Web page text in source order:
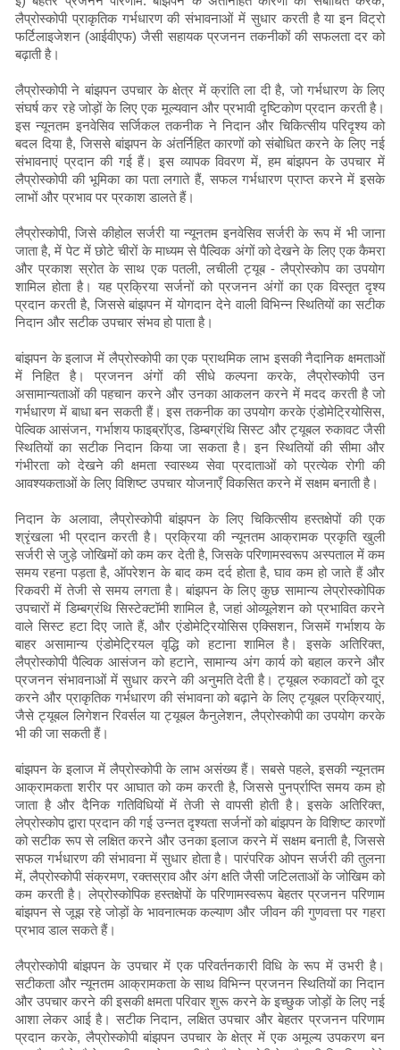
लैप्रोस्कोपी प्राकृतिक गर्भधारण की संभावनाओं में सुधार करती है या इन विट्रो
फर्टिलाइजेशन (आईवीएफ) जैसी सहायक प्रजनन तकनीकों की सफलता दर को
बढ़ाती है।
लैप्रोस्कोपी ने बांझपन उपचार के क्षेत्र में क्रांति ला दी है, जो गर्भधारण के लिए
संघर्ष कर रहे जोड़ों के लिए एक मूल्यवान और प्रभावी दृष्टिकोण प्रदान करती है।
इस न्यूनतम इनवेसिव सर्जिकल तकनीक ने निदान और चिकित्सीय परिदृश्य को
बदल दिया है, जिससे बांझपन के अंतर्निहित कारणों को संबोधित करने के लिए नई
संभावनाएं प्रदान की गई हैं। इस व्यापक विवरण में, हम बांझपन के उपचार में
लैप्रोस्कोपी की भूमिका का पता लगाते हैं, सफल गर्भधारण प्राप्त करने में इसके
लाभों और प्रभाव पर प्रकाश डालते हैं।
लैप्रोस्कोपी, जिसे कीहोल सर्जरी या न्यूनतम इनवेसिव सर्जरी के रूप में भी जाना
जाता है, में पेट में छोटे चीरों के माध्यम से पैल्विक अंगों को देखने के लिए एक कैमरा
और प्रकाश स्रोत के साथ एक पतली, लचीली ट्यूब - लैप्रोस्कोप का उपयोग
शामिल होता है। यह प्रक्रिया सर्जनों को प्रजनन अंगों का एक विस्तृत दृश्य
प्रदान करती है, जिससे बांझपन में योगदान देने वाली विभिन्न स्थितियों का सटीक
निदान और सटीक उपचार संभव हो पाता है।
बांझपन के इलाज में लैप्रोस्कोपी का एक प्राथमिक लाभ इसकी नैदानिक क्षमताओं
में निहित है। प्रजनन अंगों की सीधे कल्पना करके, लैप्रोस्कोपी उन
असामान्यताओं की पहचान करने और उनका आकलन करने में मदद करती है जो
गर्भधारण में बाधा बन सकती हैं। इस तकनीक का उपयोग करके एंडोमेट्रियोसिस,
पेल्विक आसंजन, गर्भाशय फाइब्रॉएड, डिम्बग्रंथि सिस्ट और ट्यूबल रुकावट जैसी
स्थितियों का सटीक निदान किया जा सकता है। इन स्थितियों की सीमा और
गंभीरता को देखने की क्षमता स्वास्थ्य सेवा प्रदाताओं को प्रत्येक रोगी की
आवश्यकताओं के लिए विशिष्ट उपचार योजनाएँ विकसित करने में सक्षम बनाती है।
निदान के अलावा, लैप्रोस्कोपी बांझपन के लिए चिकित्सीय हस्तक्षेपों की एक
श्रृंखला भी प्रदान करती है। प्रक्रिया की न्यूनतम आक्रामक प्रकृति खुली
सर्जरी से जुड़े जोखिमों को कम कर देती है, जिसके परिणामस्वरूप अस्पताल में कम
समय रहना पड़ता है, ऑपरेशन के बाद कम दर्द होता है, घाव कम हो जाते हैं और
रिकवरी में तेजी से समय लगता है। बांझपन के लिए कुछ सामान्य लेप्रोस्कोपिक
उपचारों में डिम्बग्रंथि सिस्टेक्टॉमी शामिल है, जहां ओव्यूलेशन को प्रभावित करने
वाले सिस्ट हटा दिए जाते हैं, और एंडोमेट्रियोसिस एक्सिशन, जिसमें गर्भाशय के
बाहर असामान्य एंडोमेट्रियल वृद्धि को हटाना शामिल है। इसके अतिरिक्त,
लैप्रोस्कोपी पैल्विक आसंजन को हटाने, सामान्य अंग कार्य को बहाल करने और
प्रजनन संभावनाओं में सुधार करने की अनुमति देती है। ट्यूबल रुकावटों को दूर
करने और प्राकृतिक गर्भधारण की संभावना को बढ़ाने के लिए ट्यूबल प्रक्रियाएं,
जैसे ट्यूबल लिगेशन रिवर्सल या ट्यूबल कैनुलेशन, लैप्रोस्कोपी का उपयोग करके
भी की जा सकती हैं।
बांझपन के इलाज में लैप्रोस्कोपी के लाभ असंख्य हैं। सबसे पहले, इसकी न्यूनतम
आक्रामकता शरीर पर आघात को कम करती है, जिससे पुनर्प्राप्ति समय कम हो
जाता है और दैनिक गतिविधियों में तेजी से वापसी होती है। इसके अतिरिक्त,
लेप्रोस्कोप द्वारा प्रदान की गई उन्नत दृश्यता सर्जनों को बांझपन के विशिष्ट कारणों
को सटीक रूप से लक्षित करने और उनका इलाज करने में सक्षम बनाती है, जिससे
सफल गर्भधारण की संभावना में सुधार होता है। पारंपरिक ओपन सर्जरी की तुलना
में, लैप्रोस्कोपी संक्रमण, रक्तस्राव और अंग क्षति जैसी जटिलताओं के जोखिम को
कम करती है। लेप्रोस्कोपिक हस्तक्षेपों के परिणामस्वरूप बेहतर प्रजनन परिणाम
बांझपन से जूझ रहे जोड़ों के भावनात्मक कल्याण और जीवन की गुणवत्ता पर गहरा
प्रभाव डाल सकते हैं।
लैप्रोस्कोपी बांझपन के उपचार में एक परिवर्तनकारी विधि के रूप में उभरी है।
सटीकता और न्यूनतम आक्रामकता के साथ विभिन्न प्रजनन स्थितियों का निदान
और उपचार करने की इसकी क्षमता परिवार शुरू करने के इच्छुक जोड़ों के लिए नई
आशा लेकर आई है। सटीक निदान, लक्षित उपचार और बेहतर प्रजनन परिणाम
प्रदान करके, लैप्रोस्कोपी बांझपन उपचार के क्षेत्र में एक अमूल्य उपकरण बन